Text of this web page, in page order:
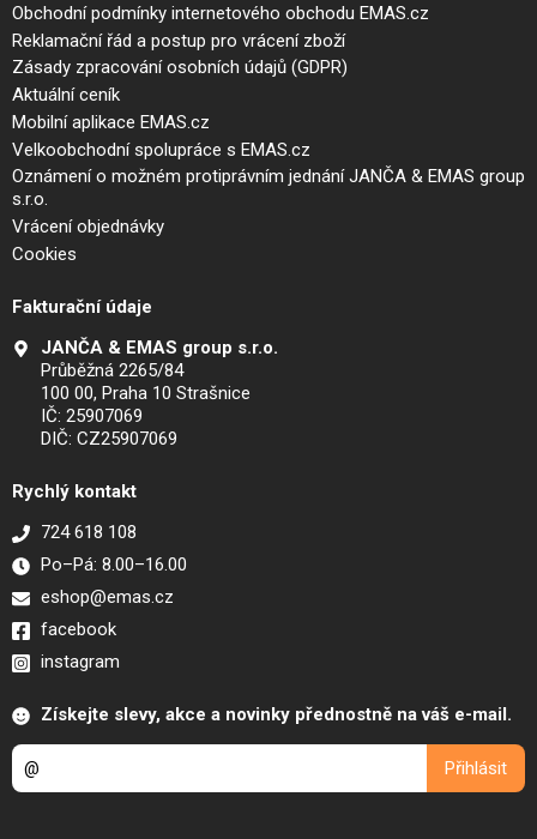
Obchodní podmínky internetového obchodu EMAS.cz
Reklamační řád a postup pro vrácení zboží
Zásady zpracování osobních údajů (GDPR)
Aktuální ceník
Mobilní aplikace EMAS.cz
Velkoobchodní spolupráce s EMAS.cz
Oznámení o možném protiprávním jednání JANČA & EMAS group
s.r.o.
Vrácení objednávky
Cookies
Fakturační údaje
JANČA & EMAS group s.r.o.
Průběžná 2265/84
100 00, Praha 10 Strašnice
IČ: 25907069
DIČ: CZ25907069
Rychlý kontakt
724 618 108
Po–Pá: 8.00–16.00
eshop@emas.cz
facebook
instagram
Získejte slevy, akce a novinky přednostně na váš e-mail.